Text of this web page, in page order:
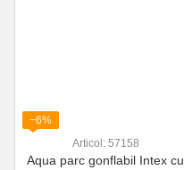
−6%
Articol: 57158
Aqua parc gonflabil Intex cu